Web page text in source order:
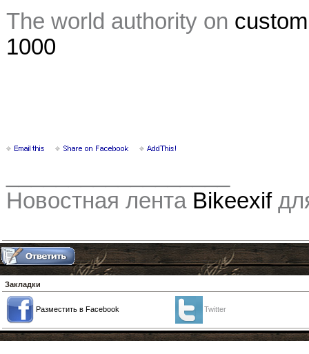
The world authority on
1000
Новостная лента Bikeexif
Закладки
Разместить в Facebook Twitter